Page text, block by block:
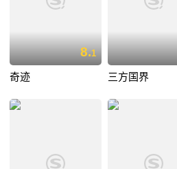
8.1
奇迹 三方国界